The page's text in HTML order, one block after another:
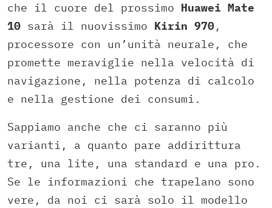
che il cuore del prossimo Huawei Mate
10 sarà il nuovissimo Kirin 970,
processore con un’unità neurale, che
promette meraviglie nella velocità di
navigazione, nella potenza di calcolo
e nella gestione dei consumi.
Sappiamo anche che ci saranno più
varianti, a quanto pare addirittura
tre, una lite, una standard e una pro.
Se le informazioni che trapelano sono
vere, da noi ci sarà solo il modello